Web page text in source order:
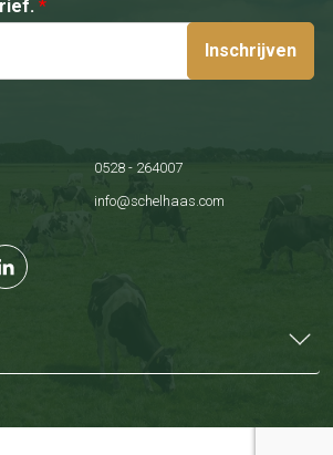
*
Inschrijven
0528 - 264007
info@schelhaas.com